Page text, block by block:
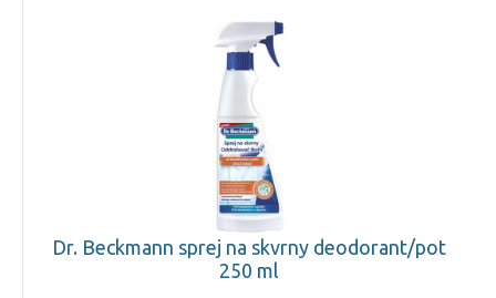
Dr. Beckmann sprej na skvrny deodorant/pot
250 ml